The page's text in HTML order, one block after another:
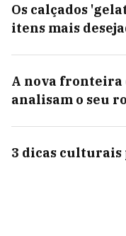
Os calçados
itens mais
A nova fronteira
analisam o seu
3 dicas culturais